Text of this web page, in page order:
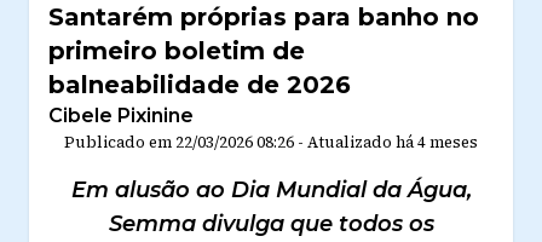
Santarém próprias para banho no
primeiro boletim de
balneabilidade de 2026
Cibele Pixinine
Publicado em 22/03/2026 08:26 - Atualizado há 4 meses
Em alusão ao Dia Mundial da Água,
Semma divulga que todos os